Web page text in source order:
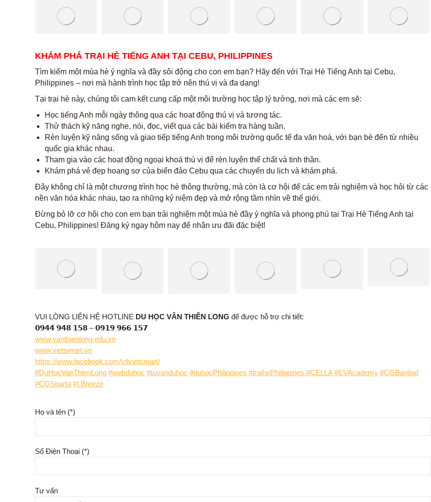
KHÁM PHÁ TRẠI HÈ TIẾNG ANH TẠI CEBU, PHILIPPINES
Tìm kiếm một mùa hè ý nghĩa và đầy sôi động cho con em bạn? Hãy đến với Trại Hè Tiếng Anh tại Cebu,
Philippines – nơi mà hành trình học tập trở nên thú vị và đa dạng!
Tại trại hè này, chúng tôi cam kết cung cấp một môi trường học tập lý tưởng, nơi mà các em sẽ:
Học tiếng Anh mỗi ngày thông qua các hoạt động thú vị và tương tác.
Thử thách kỹ năng nghe, nói, đọc, viết qua các bài kiểm tra hàng tuần.
Rèn luyện kỹ năng sống và giao tiếp tiếng Anh trong môi trường quốc tế đa văn hoá, với bạn bè đến từ nhiều
quốc gia khác nhau.
Tham gia vào các hoạt động ngoại khoá thú vị để rèn luyện thể chất và tinh thần.
Khám phá vẻ đẹp hoang sơ của biển đảo Cebu qua các chuyến du lịch và khám phá.
Đây không chỉ là một chương trình học hè thông thường, mà còn là cơ hội để các em trải nghiệm và học hỏi từ các
nền văn hóa khác nhau, tạo ra những kỷ niệm đẹp và mở rộng tầm nhìn về thế giới.
Đừng bỏ lỡ cơ hội cho con em bạn trải nghiệm một mùa hè đầy ý nghĩa và phong phú tại Trại Hè Tiếng Anh tại
Cebu, Philippines! Đăng ký ngay hôm nay để nhận ưu đãi đặc biệt!
VUI LÒNG LIÊN HỆ HOTLINE DU HỌC VÂN THIÊN LONG để được hỗ trợ chi tiết:
𝟬𝟵𝟰𝟰 𝟵𝟰𝟴 𝟭𝟱𝟴 – 𝟬𝟵𝟭𝟵 𝟵𝟲𝟲 𝟭𝟱𝟳
www.vanthienlong.edu.vn
www.vietsmart.vn
https://www.facebook.com/vtlvietsmart/
#DuHocVanThienLong #webduhoc #tuvanduhoc #duhocPhilippines #traihePhilippines #CELLA #EVAcademy #CGBanilad
#CGSparta #I.Breeze
Họ và tên (*)
Số Điện Thoại (*)
Tư vấn